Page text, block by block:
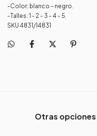
-Color: blanco - negro.
-Talles: 1 - 2 - 3 - 4 - 5.
SKU 4831/14831
Otras